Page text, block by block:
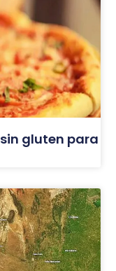
gluten para